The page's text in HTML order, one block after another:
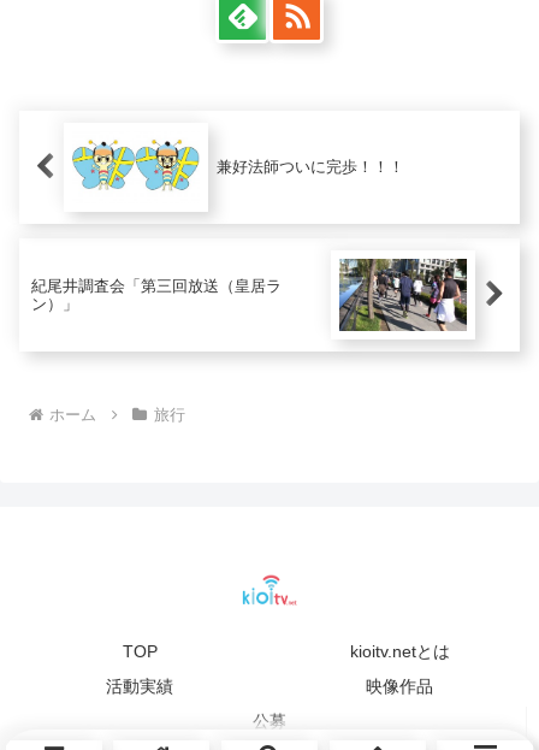
兼好法師ついに完歩！！！
紀尾井調査会「第三回放送（皇居ラ
ン）」
ホーム 旅行
TOP
kioitv.netとは
活動実績
映像作品
公募